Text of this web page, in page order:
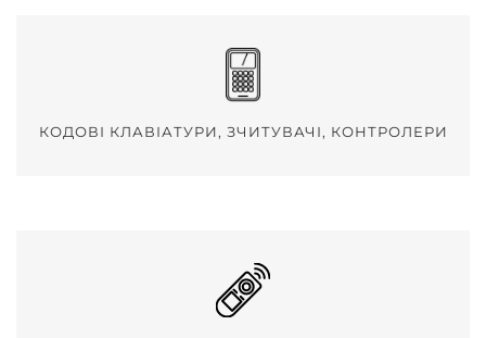
КОДОВІ КЛАВІАТУРИ, ЗЧИТУВАЧІ, КОНТРОЛЕРИ